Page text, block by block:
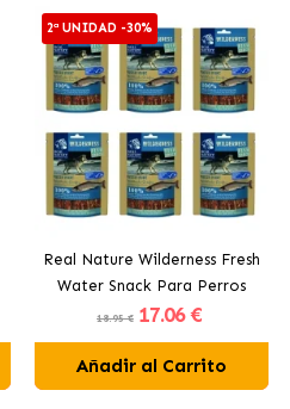
2ª UNIDAD -30%
Real Nature Wilderness Fresh
Water Snack Para Perros
Bocados de Salmón
18.95 € 17.06 €
Añadir al Carrito